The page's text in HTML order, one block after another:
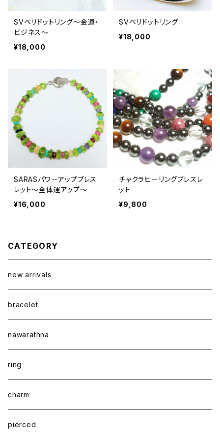
SVペリドットリング〜金運・
ビジネス〜
¥18,000
SVペリドットリング
¥18,000
SARASパワーアップブレス
レット～全体運アップ～
¥16,000
チャクラヒーリングブレスレ
ット
¥9,800
CATEGORY
new arrivals
bracelet
nawarathna
ring
charm
pierced